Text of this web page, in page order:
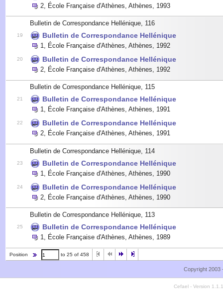
2 École Française d'Athènes, Athènes 1993
Bulletin de Correspondance Hellénique, 116
19 Bulletin de Correspondance Hellénique
1 École Française d'Athènes, Athènes 1992
20 Bulletin de Correspondance Hellénique
2 École Française d'Athènes, Athènes 1992
Bulletin de Correspondance Hellénique, 115
21 Bulletin de Correspondance Hellénique
1, École Française d'Athènes, Athènes, 1991
22 Bulletin de Correspondance Hellénique
2, École Française d'Athènes, Athènes, 1991
Bulletin de Correspondance Hellénique, 114
23 Bulletin de Correspondance Hellénique
1 École Française d'Athènes, Athènes 1990
24 Bulletin de Correspondance Hellénique
2 École Française d'Athènes, Athènes 1990
Bulletin de Correspondance Hellénique, 113
25 Bulletin de Correspondance Hellénique
1 École Française d'Athènes, Athènes 1989
Position to 25 of 458
Copyright 2003
Cefael - Version